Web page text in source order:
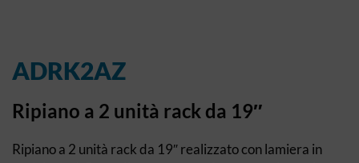
ADRK2AZ
Ripiano a 2 unità rack da 19″
Ripiano a 2 unità rack da 19″ realizzato con lamiera in